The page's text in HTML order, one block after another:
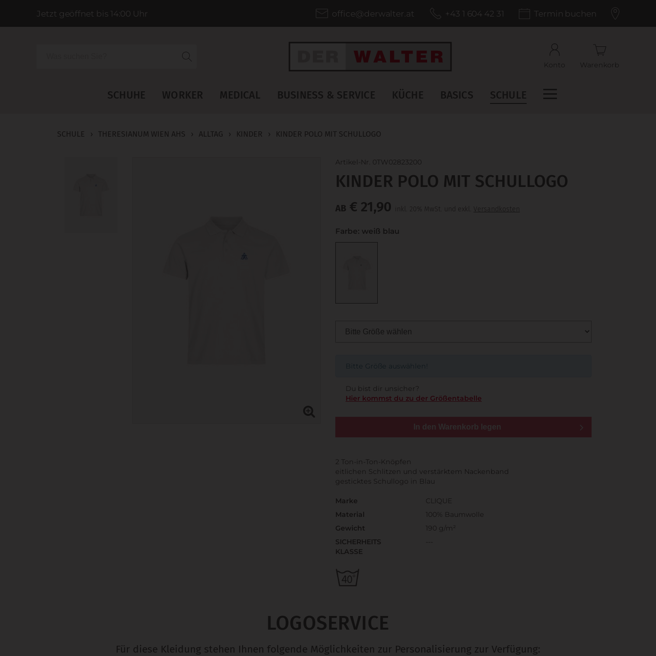
Jetzt geöffnet bis 14:00 Uhr office@derwalter.at +43 1 604 42 31 Termin buchen
Konto
Warenkorb
SCHUHE WORKER MEDICAL BUSINESS & SERVICE KÜCHE BASICS SCHULE
SCHULE › THERESIANUM WIEN AHS › ALLTAG › KINDER › KINDER POLO MIT SCHULLOGO
Artikel-Nr. 0TW02823200
KINDER POLO MIT SCHULLOGO
AB € 21,90 inkl. 20% MwSt. und exkl. Versandkosten
Farbe: weiß blau
Bitte Größe auswählen!
Du bist dir unsicher?
Hier kommst du zu der Größentabelle
In den Warenkorb legen
2 Ton-in-Ton-Knöpfen
eitlichen Schlitzen und verstärktem Nackenband
gesticktes Schullogo in Blau
Marke
CLIQUE
Material
100% Baumwolle
Gewicht
190 g/m²
SICHERHEITS
KLASSE
LOGOSERVICE
Für diese Kleidung stehen Ihnen folgende Möglichkeiten zur Personalisierung zur Verfügung: